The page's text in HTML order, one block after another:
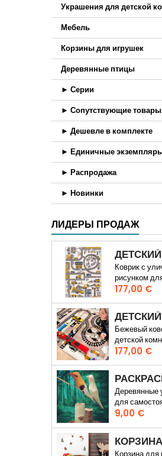
Украшения для детской
Мебель
Корзины для игрушек
Деревянные птицы
► Серии
► Сопутствующие товары
► Дешевле в комплекте
► Единичные
► Распродажа
► Новинки
ЛИДЕРЫ ПРОДАЖ
Коврик с
рисунком
мальчика
Цена
177,00 €
Бежевый
детской
Цена
177,00 €
Деревянные
для
росписи
Цена
9,00 €
Корзина для